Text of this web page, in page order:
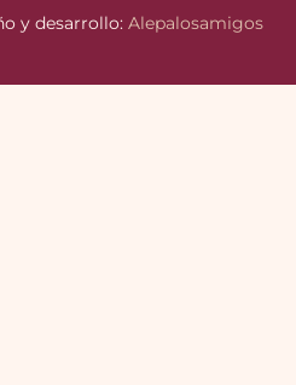
y desarrollo: Alepalosamigos